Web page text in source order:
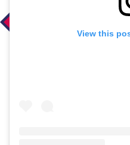
View this